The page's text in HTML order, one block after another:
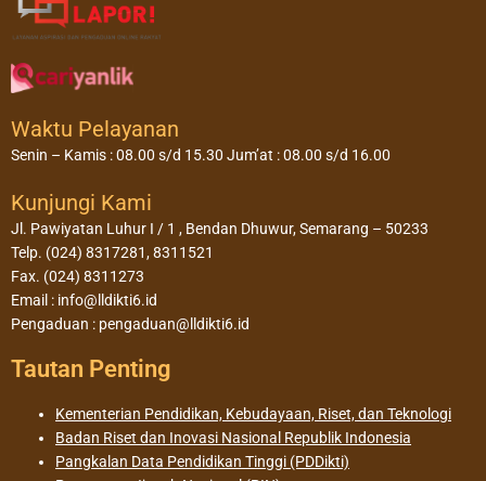
Waktu Pelayanan
Senin – Kamis : 08.00 s/d 15.30 Jum’at : 08.00 s/d 16.00
Kunjungi Kami
Jl. Pawiyatan Luhur I / 1 , Bendan Dhuwur, Semarang – 50233
Telp. (024) 8317281, 8311521
Fax. (024) 8311273
Email : info@lldikti6.id
Pengaduan : pengaduan@lldikti6.id
Tautan Penting
Kementerian Pendidikan, Kebudayaan, Riset, dan Teknologi
Badan Riset dan Inovasi Nasional Republik Indonesia
Pangkalan Data Pendidikan Tinggi (PDDikti)